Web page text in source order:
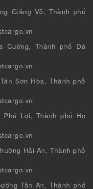
Giảng Võ, Thành phố
Cường, Thành phố Đà
Sơn Hòa, Thành phố
Phú Lợi, Thành phố Hồ
Hải An, Thành phố
Tân An, Thành phố